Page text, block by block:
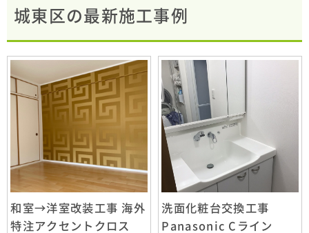
城東区の最新施工事例
和室→洋室改装工事 海外
特注アクセントクロス
洗面化粧台交換工事
Panasonic Cライン